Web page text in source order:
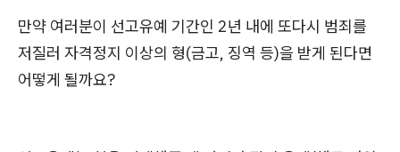
만약 여러분이 선고유예 기간인 2년 내에 또다시 범죄를
저질러 자격정지 이상의 형(금고, 징역 등)을 받게 된다면
어떻게 될까요?